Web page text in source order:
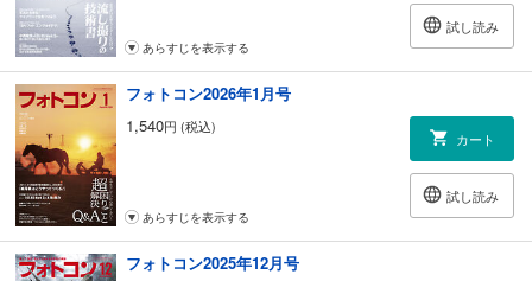
223 健さんの写真が楽しくなることわざ 藤田 健
224 写真家の揺れる思い
第6回 素晴らしい瞬間の記録 ハービー・山口
226 写真は光だ！
第5回 懐古・郷愁の表現に 徳光ゆかり
228 写真生活質問箱 渋谷敏広
251 クラブ対抗デジフォト合戦 in 木田
255 中谷吉隆の「フォトハイ句！」
258 課題句でフォトハイ句！に挑戦
260 徳光ゆかりが我が町に
くるくるフォトレッスン in 和歌山
試し読み
あらすじを表示する
フォトコン2026年1月号
1,540円 (税込)
カート
試し読み
あらすじを表示する
フォトコン2025年12月号